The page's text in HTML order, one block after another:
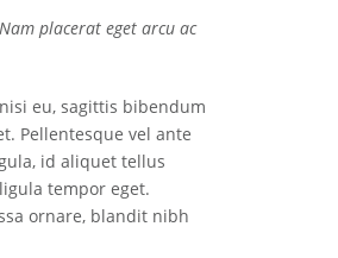
placerat eget arcu ac
eu, sagittis bibendum
Pellentesque vel ante
id aliquet tellus
tempor eget.
ornare, blandit nibh